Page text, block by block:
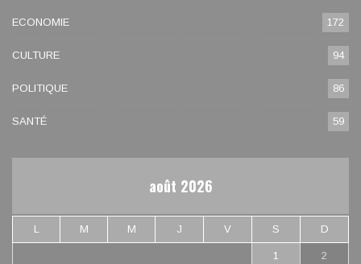
ECONOMIE 172
CULTURE 94
POLITIQUE 86
SANTÉ 59
août 2026
L M M J V S D
1 2